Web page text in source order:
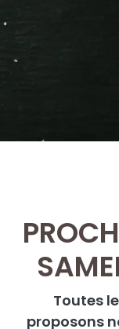
Toutes
proposons